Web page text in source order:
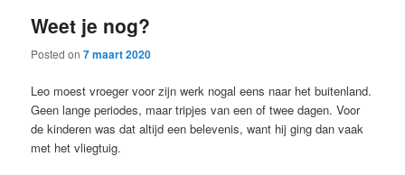
Weet je nog?
Posted on7 maart 2020
Leo moest vroeger voor zijn werk nogal eens naar het buitenland.
Geen lange periodes, maar tripjes van een of twee dagen. Voor
de kinderen was dat altijd een belevenis, want hij ging dan vaak
met het vliegtuig.